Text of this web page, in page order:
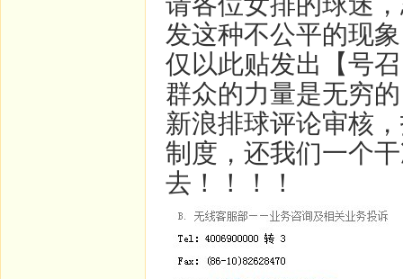
发这种不公平的现
仅以此贴发出【号
群众的力量是无穷
新浪排球评论审核
制度，还我们一个
去！！！！